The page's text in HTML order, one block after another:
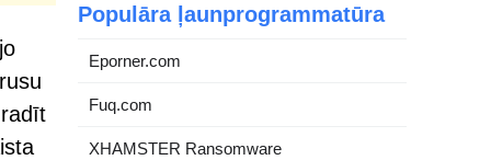
Populāra ļaunprogrammatūra
Eporner.com
Fuq.com
XHAMSTER Ransomware